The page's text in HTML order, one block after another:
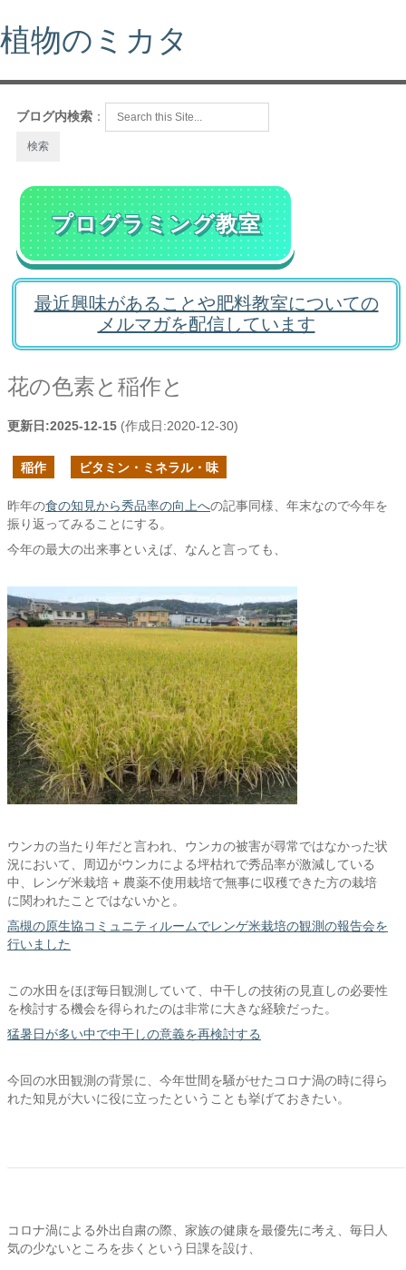
植物のミカタ
ブログ内検索 ：
プログラミング教室
最近興味があることや肥料教室についての
メルマガを配信しています
花の色素と稲作と
更新日:2025-12-15 (作成日:2020-12-30)
稲作 ビタミン・ミネラル・味
昨年の食の知見から秀品率の向上への記事同様、年末なので今年を
振り返ってみることにする。
今年の最大の出来事といえば、なんと言っても、
ウンカの当たり年だと言われ、ウンカの被害が尋常ではなかった状
況において、周辺がウンカによる坪枯れで秀品率が激減している
中、レンゲ米栽培 + 農薬不使用栽培で無事に収穫できた方の栽培
に関われたことではないかと。
高槻の原生協コミュニティルームでレンゲ米栽培の観測の報告会を
行いました
この水田をほぼ毎日観測していて、中干しの技術の見直しの必要性
を検討する機会を得られたのは非常に大きな経験だった。
猛暑日が多い中で中干しの意義を再検討する
今回の水田観測の背景に、今年世間を騒がせたコロナ渦の時に得ら
れた知見が大いに役に立ったということも挙げておきたい。
コロナ渦による外出自粛の際、家族の健康を最優先に考え、毎日人
気の少ないところを歩くという日課を設け、